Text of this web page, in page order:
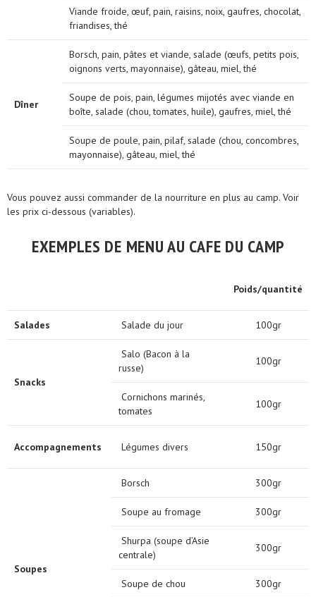
Viande froide, œuf, pain, raisins, noix, gaufres, chocolat,
friandises, thé
Dîner
Borsch, pain, pâtes et viande, salade (œufs, petits pois,
oignons verts, mayonnaise), gâteau, miel, thé
Soupe de pois, pain, légumes mijotés avec viande en
boîte, salade (chou, tomates, huile), gaufres, miel, thé
Soupe de poule, pain, pilaf, salade (chou, concombres,
mayonnaise), gâteau, miel, thé
Vous pouvez aussi commander de la nourriture en plus au camp. Voir
les prix ci-dessous (variables).
EXEMPLES DE MENU AU CAFE DU CAMP
Poids/quantité
Salades Salade du jour 100gr
Snacks
Salo (Bacon à la
russe)
100gr
Cornichons marinés,
tomates
100gr
Accompagnements Légumes divers 150gr
Soupes
Borsch 300gr
Soupe au fromage 300gr
Shurpa (soupe d’Asie
centrale)
300gr
Soupe de chou 300gr